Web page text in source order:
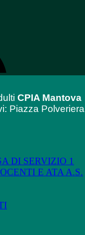
CPIA Mantova
Piazza
DI SERVIZIO 1
E ATA A.S.